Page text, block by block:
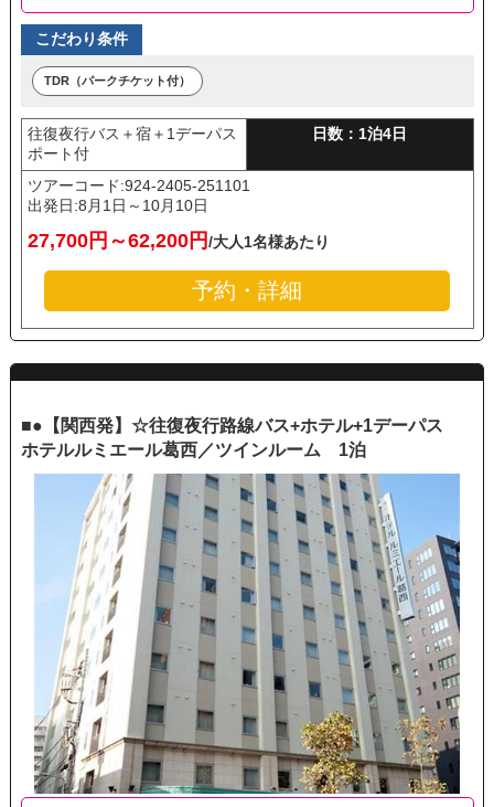
こだわり条件
TDR（パークチケット付）
往復夜行バス＋宿＋1デーパス
ポート付
日数：1泊4日
ツアーコード:924-2405-251101
出発日:8月1日～10月10日
27,700円～62,200円/大人1名様あたり
予約・詳細
■●【関西発】☆往復夜行路線バス+ホテル+1デーパス
ホテルルミエール葛西／ツインルーム 1泊